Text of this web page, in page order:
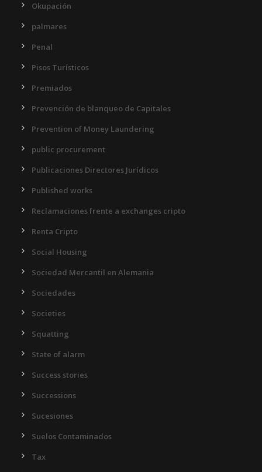
Okupación
palmares
Penal
Pisos Turísticos
Premiados
Prevención de blanqueo de Capitales
Prevention of Money Laundering
public procurement
Publicaciones Directores Jurídicos
Published works
Reclamaciones frente a exchanges cripto
Renta Cripto
Social Housing
Sociedad Mercantil en Alemania
Sociedades
Societies
Squatting
State of alarm
Success stories
Successions
Sucesiones
Suelos Contaminados
Tax